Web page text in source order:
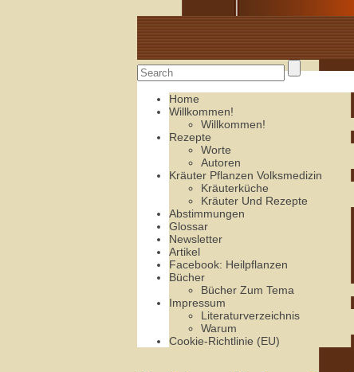
Alte Rezepte online
Home
Willkommen!
Willkommen!
Rezepte
Worte
Autoren
Kräuter Pflanzen Volksmedizin
Kräuterküche
Kräuter Und Rezepte
Abstimmungen
Glossar
Newsletter
Artikel
Facebook: Heilpflanzen
Bücher
Bücher Zum Tema
Impressum
Literaturverzeichnis
Warum
Cookie-Richtlinie (EU)